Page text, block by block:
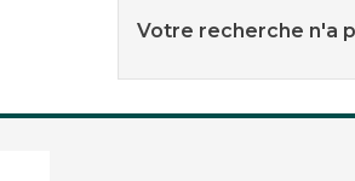
Votre recherche n'a